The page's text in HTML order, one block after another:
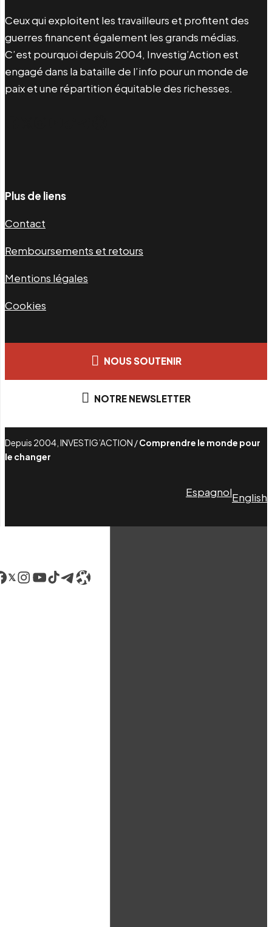
Ceux qui exploitent les travailleurs et profitent des
guerres financent également les grands médias.
C’est pourquoi depuis 2004, Investig’Action est
engagé dans la bataille de l’info pour un monde de
paix et une répartition équitable des richesses.
Plus de liens
Contact
Remboursements et retours
Mentions légales
Cookies
NOUS SOUTENIR
NOTRE NEWSLETTER
Depuis 2004, INVESTIG’ACTION /Comprendre le monde pour
le changer
EspagnolEnglish
LinkedIn
Instagram
YouTube
TikTok
Telegram
Lien